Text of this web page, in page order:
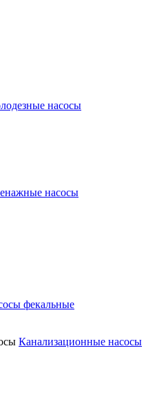
насосы
насосы
фекальные
Канализационные насосы